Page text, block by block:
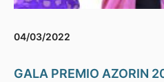
04/03/2022
GALA PREMIO AZORIN